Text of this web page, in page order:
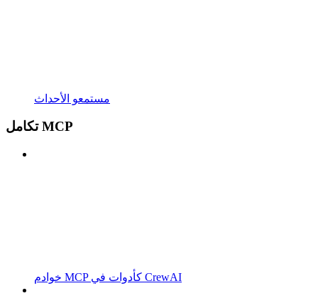
مستمعو الأحداث
تكامل MCP
خوادم MCP كأدوات في CrewAI